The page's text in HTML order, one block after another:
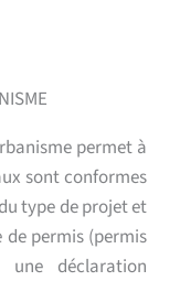
permet à
sont conformes
type de projet et
permis (permis
une déclaration